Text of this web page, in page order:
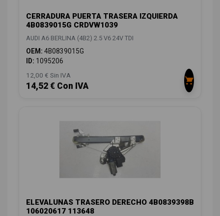
CERRADURA PUERTA TRASERA IZQUIERDA
4B0839015G CRDVW1039
AUDI A6 BERLINA (4B2) 2.5 V6 24V TDI
OEM: 4B0839015G
ID: 1095206
12,00 € Sin IVA
14,52 € Con IVA
ELEVALUNAS TRASERO DERECHO 4B0839398B
106020617 113648